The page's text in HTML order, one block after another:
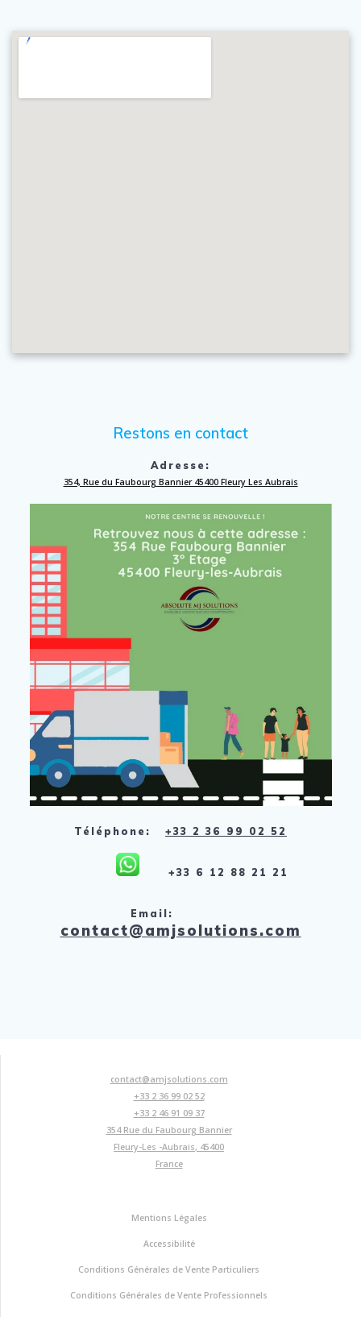
Restons en contact
Adresse:
354, Rue du Faubourg Bannier 45400 Fleury Les Aubrais
Téléphone: +33 2 36 99 02 52
+33 6 12 88 21 21
Email:
contact@amjsolutions.com
contact@amjsolutions.com
+33 2 36 99 02 52
+33 2 46 91 09 37
354 Rue du Faubourg Bannier
Fleury-Les -Aubrais, 45400
France
Mentions Légales
Accessibilité
Conditions Générales de Vente Particuliers
Conditions Générales de Vente Professionnels